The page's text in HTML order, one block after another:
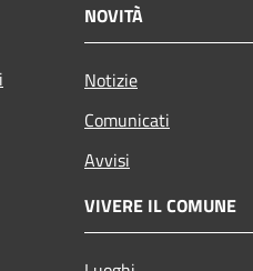
NOVITÀ
Notizie
Comunicati
Avvisi
VIVERE IL COMUNE